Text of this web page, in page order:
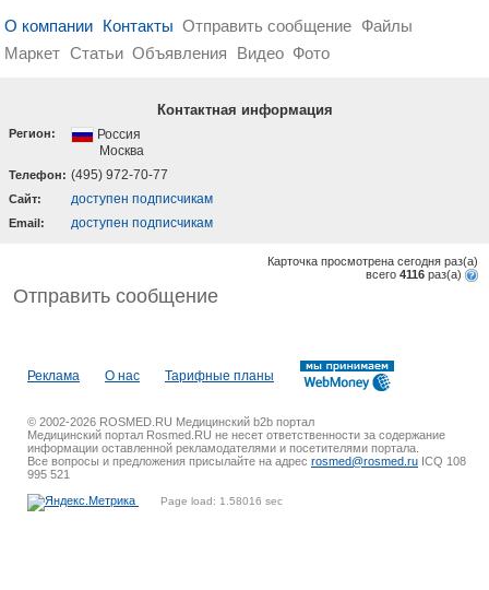
О компании Контакты Отправить сообщение Файлы
Маркет Статьи Объявления Видео Фото
Контактная информация
Регион:
Россия
Москва
Телефон: (495) 972-70-77
Cайт: доступен подписчикам
Email: доступен подписчикам
Карточка просмотрена сегодня раз(a)
всего 4116 раз(a)
Отправить сообщение
Реклама О нас Тарифные планы
© 2002-2026 ROSMED.RU Медицинский b2b портал
Медицинский портал Rosmed.RU не несет ответственности за содержание
информации оставленной рекламодателями и посетителями портала.
Все вопросы и предложения присылайте на адрес rosmed@rosmed.ru ICQ 108
995 521
Page load: 1.58016 sec